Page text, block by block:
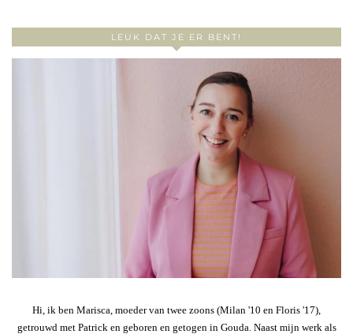
LEUK DAT JE ER BENT!
Hi, ik ben Marisca, moeder van twee zoons (Milan '10 en Floris '17),
getrouwd met Patrick en geboren en getogen in Gouda. Naast mijn werk als